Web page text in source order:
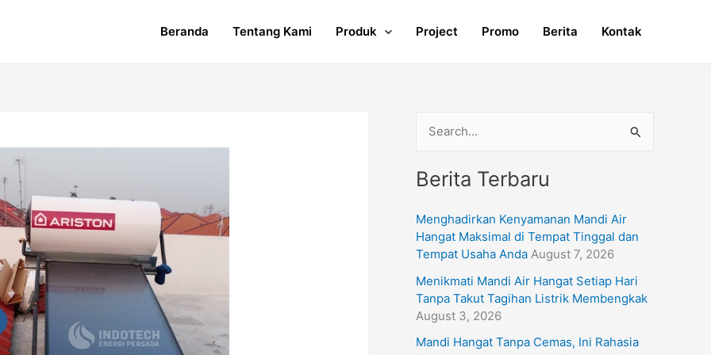
Beranda Tentang Kami Produk Project Promo Berita Kontak
a
c
h
f
o
r
:
Berita Terbaru
Menghadirkan Kenyamanan Mandi Air
Hangat Maksimal di Tempat Tinggal dan
Tempat Usaha Anda August 7, 2026
Menikmati Mandi Air Hangat Setiap Hari
Tanpa Takut Tagihan Listrik Membengkak
August 3, 2026
Mandi Hangat Tanpa Cemas, Ini Rahasia